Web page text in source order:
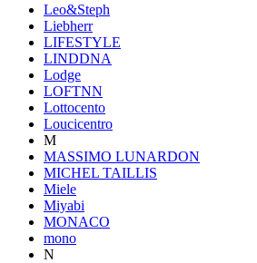
Leo&Steph
Liebherr
LIFESTYLE
LINDDNA
Lodge
LOFTNN
Lottocento
Loucicentro
M
MASSIMO LUNARDON
MICHEL TAILLIS
Miele
Miyabi
MONACO
mono
N